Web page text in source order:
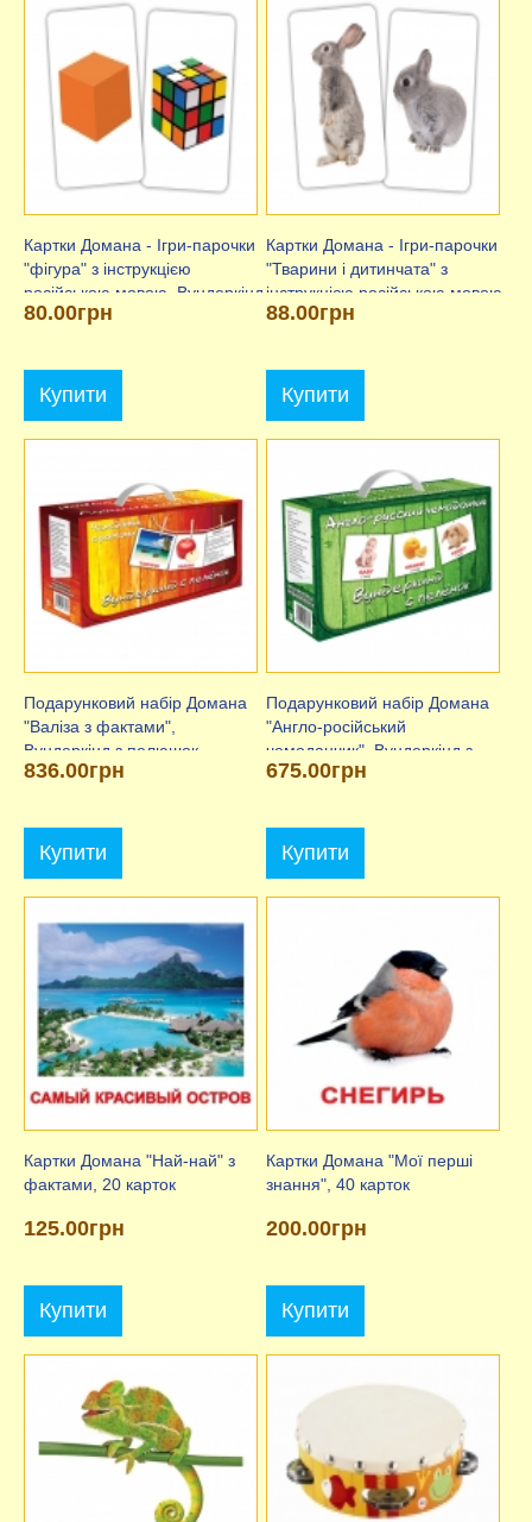
Картки Домана - Ігри-парочки
"фігура" з інструкцією
російською мовою, Вундеркінд
з пелюшок
80.00грн
Купити
Картки Домана - Ігри-парочки
"Тварини і дитинчата" з
інструкцією російською мовою,
Вундеркінд з пелюшок
88.00грн
Купити
Подарунковий набір Домана
"Валіза з фактами",
Вундеркінд з пелюшок
836.00грн
Купити
Подарунковий набір Домана
"Англо-російський
чемоданчик", Вундеркінд з
пелюшок "
675.00грн
Купити
Картки Домана "Най-най" з
фактами, 20 карток
125.00грн
Купити
Картки Домана "Мої перші
знання", 40 карток
200.00грн
Купити